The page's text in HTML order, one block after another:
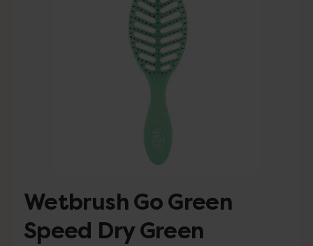
Wetbrush Go Green
Speed Dry Green